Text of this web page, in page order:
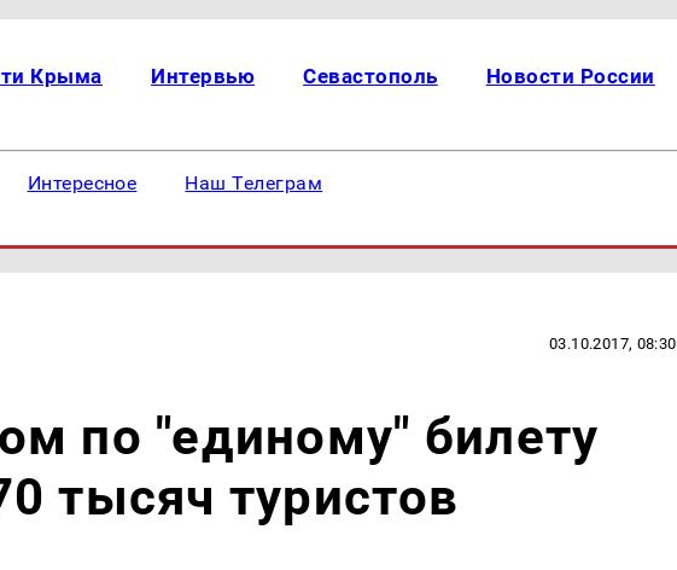
Крыма Интервью Севастополь Новости России
Интересное Наш Телеграм
03.10.2017, 08:30
по "единому" билету
тысяч туристов